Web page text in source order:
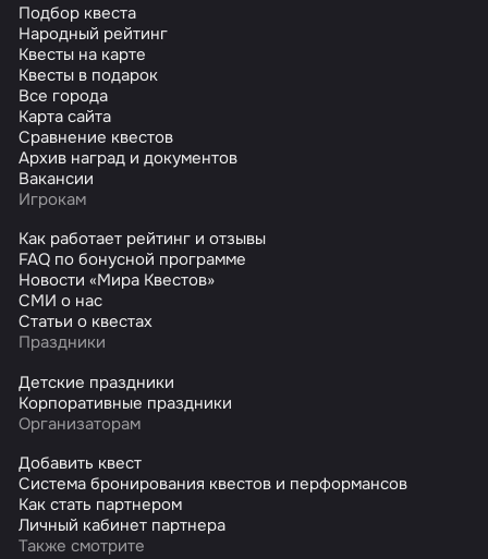
Подбор квеста
Народный рейтинг
Квесты на карте
Квесты в подарок
Все города
Карта сайта
Сравнение квестов
Архив наград и документов
Вакансии
Игрокам
Как работает рейтинг и отзывы
FAQ по бонусной программе
Новости «Мира Квестов»
СМИ о нас
Статьи о квестах
Праздники
Детские праздники
Корпоративные праздники
Организаторам
Добавить квест
Система бронирования квестов и перформансов
Как стать партнером
Личный кабинет партнера
Также смотрите